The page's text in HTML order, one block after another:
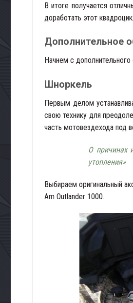
В итоге получается
доработать этот
Дополнительное
Начнем с
Шноркель
Первым делом
свою технику для
часть мотовездехода под
О причинах
утопления»
Выбираем оригинальный
Am Outlander 1000.